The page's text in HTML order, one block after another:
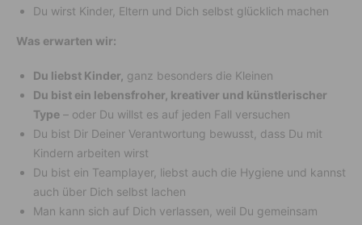
Du wirst Kinder, Eltern und Dich selbst glücklich machen
Was erwarten wir:
Du liebst Kinder, ganz besonders die Kleinen
Du bist ein lebensfroher, kreativer und künstlerischer
Type – oder Du willst es auf jeden Fall versuchen
Du bist Dir Deiner Verantwortung bewusst, dass Du mit
Kindern arbeiten wirst
Du bist ein Teamplayer, liebst auch die Hygiene und kannst
auch über Dich selbst lachen
Man kann sich auf Dich verlassen, weil Du gemeinsam